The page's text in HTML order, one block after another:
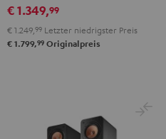
RX-
V6A
"5.1-
RX-
V6A
"5.1-
€ 1.349,99
€ 1.249, 99 Letzter niedrigster Preis
€ 1.799,99 Originalpreis